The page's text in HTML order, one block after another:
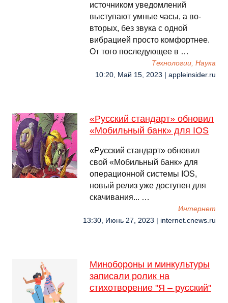
источником уведомлений
выступают умные часы, а во-
вторых, без звука с одной
вибрацией просто комфортнее.
От того последующее в …
Технологии, Наука
10:20, Май 15, 2023 | appleinsider.ru
«Русский стандарт» обновил
«Мобильный банк» для IOS
«Русский стандарт» обновил
свой «Мобильный банк» для
операционной системы IOS,
новый релиз уже доступен для
скачивания... …
Интернет
13:30, Июнь 27, 2023 | internet.cnews.ru
Минобороны и минкультуры
записали ролик на
стихотворение "Я – русский"